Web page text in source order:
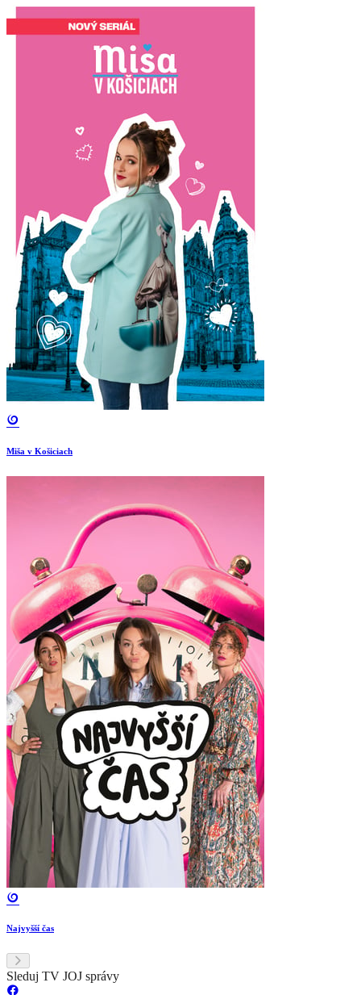
Miša v Košiciach
Najvyšší čas
Sleduj TV JOJ správy